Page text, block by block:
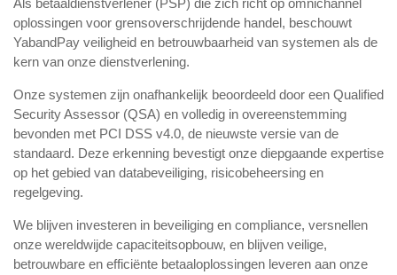
Als betaaldienstverlener (PSP) die zich richt op omnichannel
oplossingen voor grensoverschrijdende handel, beschouwt
YabandPay veiligheid en betrouwbaarheid van systemen als de
kern van onze dienstverlening.
Onze systemen zijn onafhankelijk beoordeeld door een Qualified
Security Assessor (QSA) en volledig in overeenstemming
bevonden met PCI DSS v4.0, de nieuwste versie van de
standaard. Deze erkenning bevestigt onze diepgaande expertise
op het gebied van databeveiliging, risicobeheersing en
regelgeving.
We blijven investeren in beveiliging en compliance, versnellen
onze wereldwijde capaciteitsopbouw, en blijven veilige,
betrouwbare en efficiënte betaaloplossingen leveren aan onze